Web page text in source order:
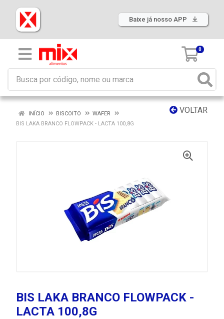
Baixe já nosso APP
0
VOLTAR
INÍCIO BISCOITO
WAFER
BIS LAKA BRANCO FLOWPACK - LACTA 100,8G
BIS LAKA BRANCO FLOWPACK -
LACTA 100,8G